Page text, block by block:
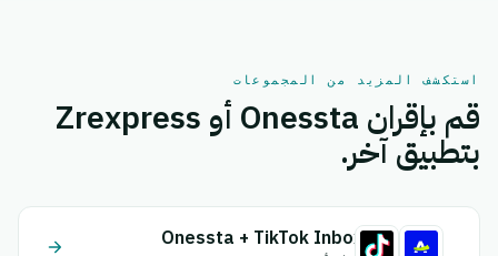
استكشف المزيد من المجموعات
قم بإقران Onessta أو Zrexpress
بتطبيق آخر.
Onessta + TikTok Inbox